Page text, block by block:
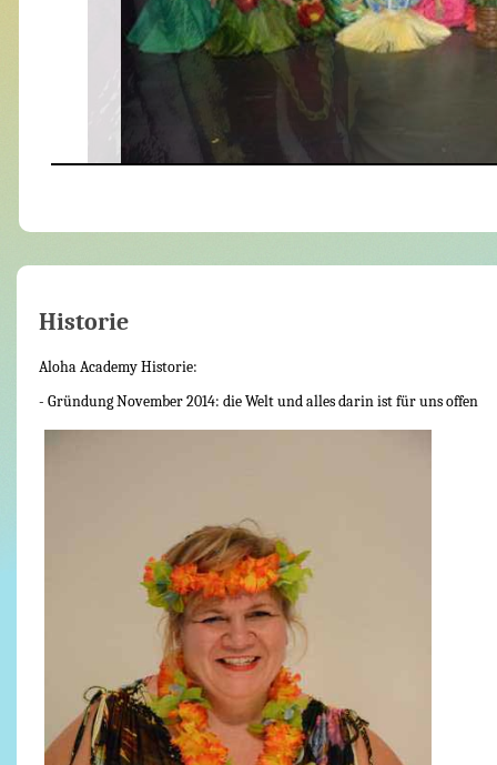
Historie
Aloha Academy Historie:
- Gründung November 2014: die Welt und alles darin ist für uns offen